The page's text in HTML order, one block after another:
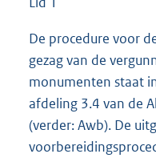
De procedure voor
gezag van de
monumenten staat
afdeling 3.4 van de
(verder: Awb). De